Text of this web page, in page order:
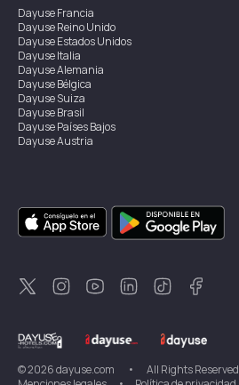
DayuseFrancia
DayuseReino Unido
DayuseEstados Unidos
DayuseItalia
DayuseAlemania
DayuseBélgica
DayuseSuiza
DayuseBrasil
DayusePaíses Bajos
DayuseAustria
DayuseSingapur
DayuseSuecia
DayuseTailandia
DayuseNueva Zelanda
DayuseTurquía
©2026dayuse.com •
All Rights Reserved